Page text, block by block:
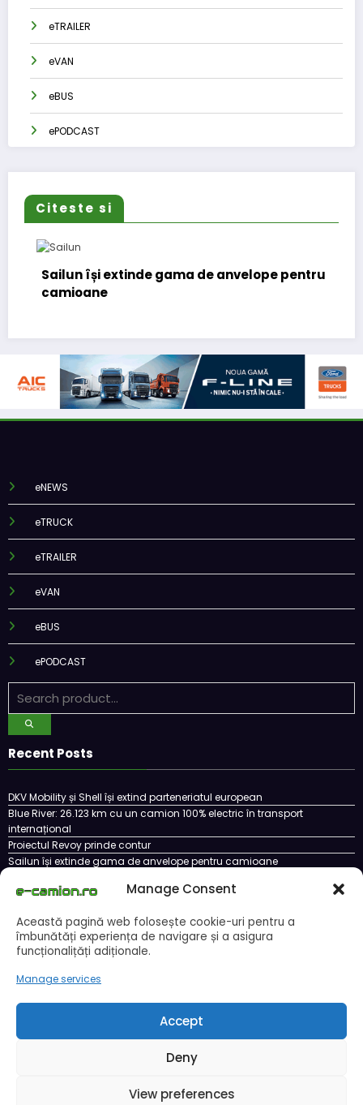
Manage Consent
Această pagină web folosește cookie-uri pentru a
îmbunătăți experiența de navigare și a asigura
funcționalițăți adiționale.
Manage services
Accept
Deny
View preferences
eTRAILER
eVAN
eBUS
ePODCAST
Citeste si
Sailun își extinde gama de anvelope pentru
camioane
eNEWS
eTRUCK
eTRAILER
eVAN
eBUS
ePODCAST
Recent Posts
DKV Mobility și Shell își extind parteneriatul european
Blue River: 26.123 km cu un camion 100% electric în transport
internațional
Proiectul Revoy prinde contur
Sailun își extinde gama de anvelope pentru camioane
Cookie Policy (EU)
Ce este un cookie si cum se poate dezactiva
Politica de confidentialitate
Copyright © 2024 by E-CAMION.RO MEDIA Toate drepturile sunt rezervate |